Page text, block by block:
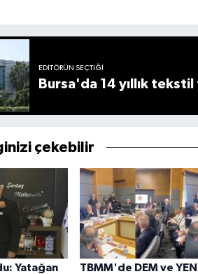
EDITÖRÜN SEÇTIĞI
Bursa'da 14 yıllık
çekebilir
Yatağan
TBMM'de DEM ve